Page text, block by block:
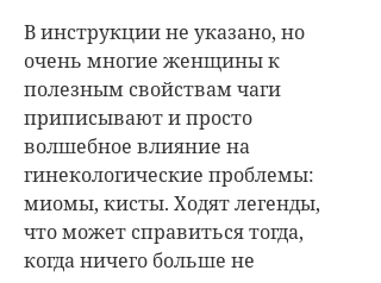
В инструкции не указано, но
очень многие женщины к
полезным свойствам чаги
приписывают и просто
волшебное влияние на
гинекологические проблемы:
миомы, кисты. Ходят легенды,
что может справиться тогда,
когда ничего больше не